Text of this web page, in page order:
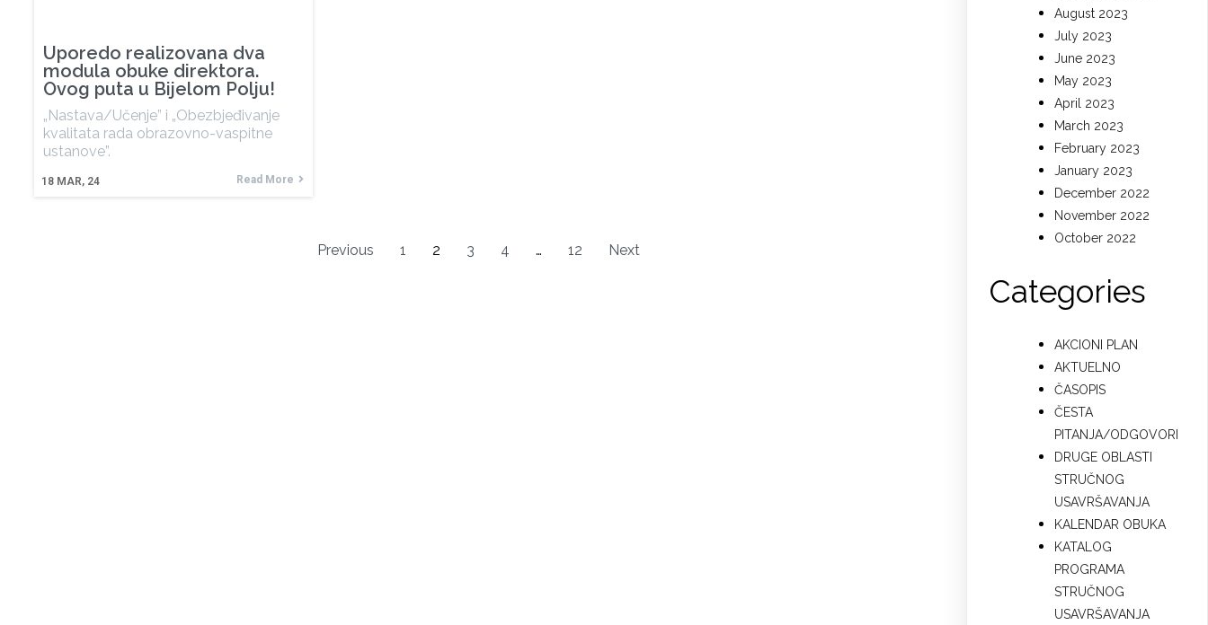
Uporedo realizovana dva
modula obuke direktora.
Ovog puta u Bijelom Polju!
18 MAR, 24
„Nastava/Učenje” i „Obezbjeđivanje
kvalitata rada obrazovno-vaspitne
ustanove”.
Read More
Previous 1 2 3 4 … 12 Next
August 2023
July 2023
June 2023
May 2023
April 2023
March 2023
February 2023
January 2023
December 2022
November 2022
October 2022
Categories
AKCIONI PLAN
AKTUELNO
ČASOPIS
ČESTA
PITANJA/ODGOVORI
DRUGE OBLASTI
STRUČNOG
USAVRŠAVANJA
KALENDAR OBUKA
KATALOG
PROGRAMA
STRUČNOG
USAVRŠAVANJA